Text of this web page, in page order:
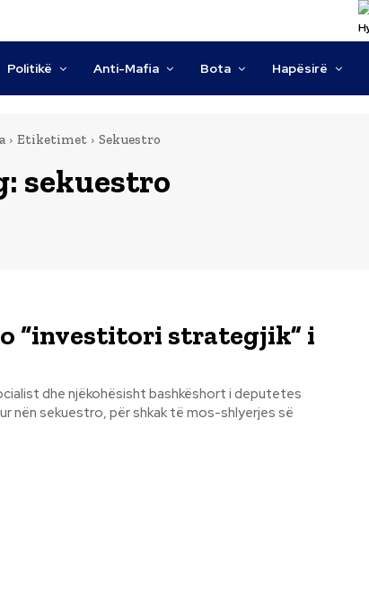
Politikë Anti-Mafia Bota Hapësirë
Etiketimet Sekuestro
sekuestro
“investitori strategjik” i
dhe njëkohësisht bashkëshort i deputetes
nën sekuestro, për shkak të mos-shlyerjes së